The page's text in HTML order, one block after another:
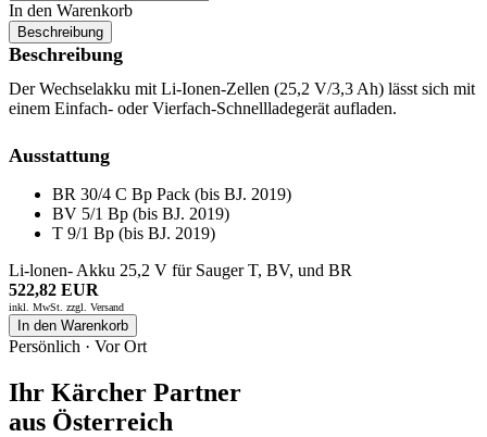
In den Warenkorb
Beschreibung
Beschreibung
Der Wechselakku mit Li-Ionen-Zellen (25,2 V/3,3 Ah) lässt sich mit
einem Einfach- oder Vierfach-Schnellladegerät aufladen.
Ausstattung
BR 30/4 C Bp Pack (bis BJ. 2019)
BV 5/1 Bp (bis BJ. 2019)
T 9/1 Bp (bis BJ. 2019)
Li-lonen- Akku 25,2 V für Sauger T, BV, und BR
522,82 EUR
inkl. MwSt. zzgl. Versand
In den Warenkorb
Persönlich · Vor Ort
Ihr Kärcher Partner
aus Österreich